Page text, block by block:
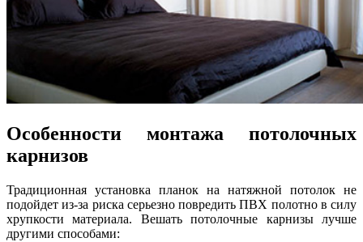
Особенности монтажа потолочных
карнизов
Традиционная установка планок на натяжной потолок не
подойдет из-за риска серьезно повредить ПВХ полотно в силу
хрупкости материала. Вешать потолочные карнизы лучше
другими способами: